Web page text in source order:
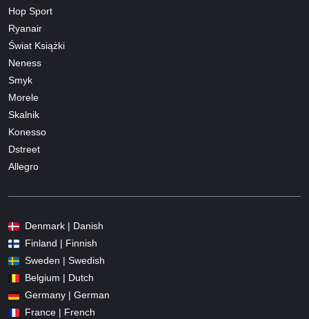
Hop Sport
Ryanair
Świat Książki
Neness
Smyk
Morele
Skalnik
Konesso
Dstreet
Allegro
Denmark | Danish
Finland | Finnish
Sweden | Swedish
Belgium | Dutch
Germany | German
France | French